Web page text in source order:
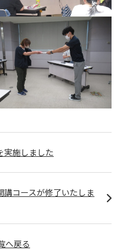
施しました
へ戻る
コースが修了いたしま